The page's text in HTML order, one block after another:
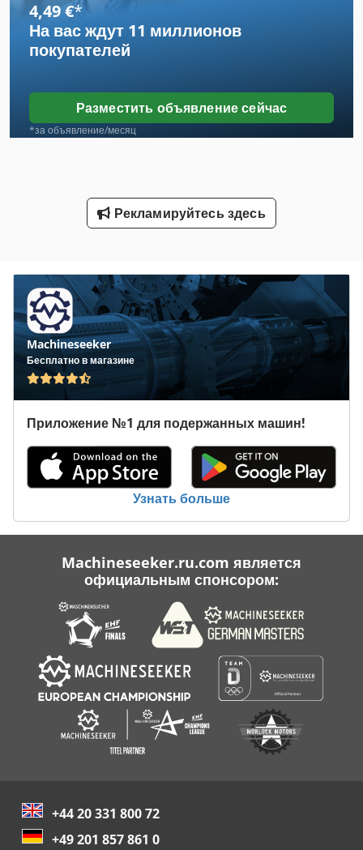
Авто
Автомобиль
Автомобиль-Транспорт-Окно
Вид Автомобиля
Инструкции По Эксплуатации
Инструкция По Эксплуатации
Подъемно Транспортное Оборудование
Рабочая Транспортного Средства
Средства Диагностики Автомобилей
Транспортное Средство
Транспортной Группы
Транспортные Средства
Услуги По Уборке Помещений Здания
4,49 €*
На вас ждут 11 миллионов
покупателей
Разместить объявление сейчас
*за объявление/месяц
Рекламируйтесь здесь
Machineseeker
Бесплатно в магазине
Приложение №1 для подержанных машин!
Узнать больше
Machineseeker.ru.com является
официальным спонсором:
+44 20 331 800 72
+49 201 857 861 0